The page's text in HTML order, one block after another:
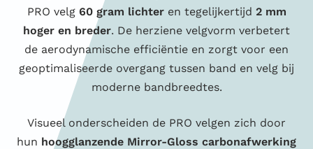
PRO velg 60 gram lichteren tegelijkertijd 2 mm
hoger en breder. De herziene velgvorm verbetert
de aerodynamische efficiëntie en zorgt voor een
geoptimaliseerde overgang tussen band en velg bij
moderne bandbreedtes.
Visueel onderscheiden de PRO velgen zich door
hun hoogglanzende Mirror-Gloss carbonafwerking